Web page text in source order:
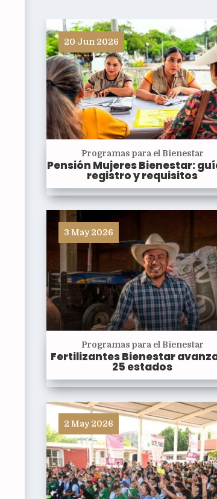
20 Jun 2026
Programas para el Bienestar
Pensión Mujeres Bienestar:
registro y requisitos
3 May 2026
Programas para el Bienestar
Fertilizantes Bienestar
25 estados
2 May 2026